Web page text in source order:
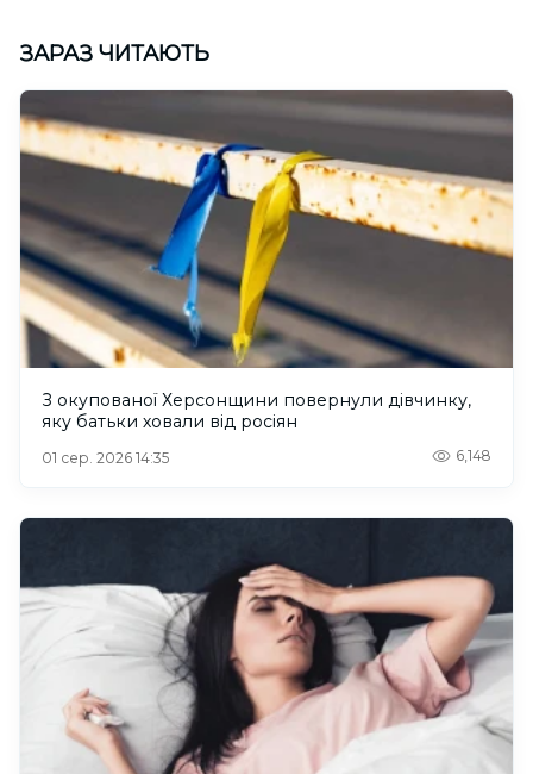
ЗАРАЗ ЧИТАЮТЬ
З окупованої Херсонщини повернули дівчинку,
яку батьки ховали від росіян
01 сер. 2026 14:35 6,148